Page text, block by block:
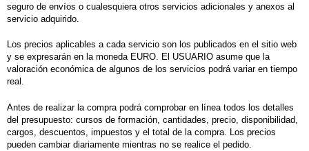
seguro de envíos o cualesquiera otros servicios adicionales y anexos al
servicio adquirido.
Los precios aplicables a cada servicio son los publicados en el sitio web
y se expresarán en la moneda EURO. El USUARIO asume que la
valoración económica de algunos de los servicios podrá variar en tiempo
real.
Antes de realizar la compra podrá comprobar en línea todos los detalles
del presupuesto: cursos de formación, cantidades, precio, disponibilidad,
cargos, descuentos, impuestos y el total de la compra. Los precios
pueden cambiar diariamente mientras no se realice el pedido.